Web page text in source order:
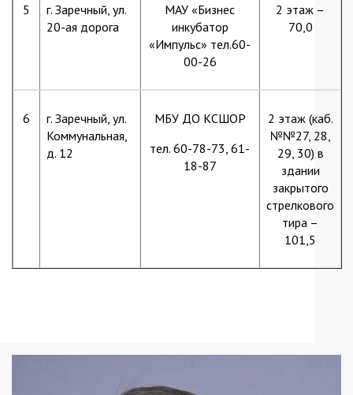
5
г. Заречный, ул.
20-ая дорога
МАУ «Бизнес
инкубатор
«Импульс» тел.60-
00-26
2 этаж –
70,0
6
г. Заречный, ул.
Коммунальная,
д. 12
МБУ ДО КСШОР
тел. 60-78-73, 61-
18-87
2 этаж (каб.
№№27, 28,
29, 30) в
здании
закрытого
стрелкового
тира –
101,5